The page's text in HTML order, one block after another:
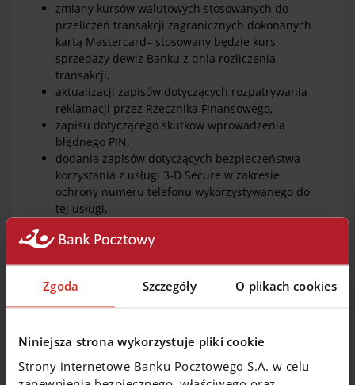
Zgoda Szczegóły O plikach cookies
Niniejsza strona wykorzystuje pliki cookie
Strony internetowe Banku Pocztowego S.A. w celu
zmiany kursów walutowych stosowanych do
przeliczeń transakcji zagranicznych dokonanych
kartą Mastercard– stosowany będzie kurs
sprzedaży dewiz Banku z dnia rozliczenia
transakcji,
aktualizacji zapisów dotyczących rozpatrywania
reklamacji przez Rzecznika Finansowego,
zapisu dotyczącego skutków wprowadzenia
błędnego PIN,
dodania zapisów dotyczących bezpieczeństwa
korzystania z usługi 3-D Secure w zakresie
ochrony numeru telefonu wykorzystywanego do
tej usługi,
Zmiany w Taryfie dotyczą:
wycofania możliwości generowania wyciągu
karty do bankomatu BZWBK- zmiana numeru PIN
możliwa będzie także w innych bankomatach.